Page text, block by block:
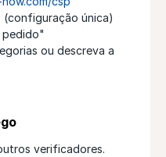
(configuração única)
pedido"
ou descreva a
verificadores.